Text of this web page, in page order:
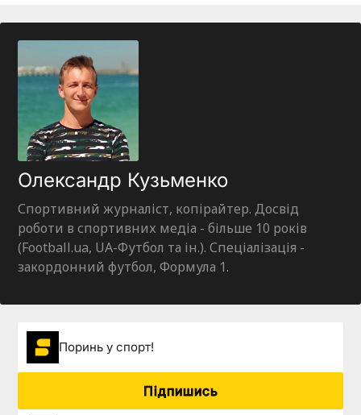
Олександр Кузьменко
Спортивний журналіст, копірайтер. Досвід
роботи в спортивних медіа - більше 10 років
(Football.ua, UA-Футбол та ін.). Спеціалізація -
закордонний футбол, Формула 1.
Поринь у спорт!
Підпишись